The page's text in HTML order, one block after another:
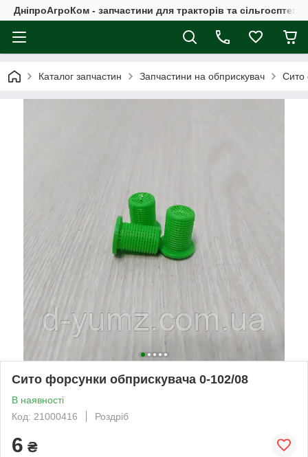
ДніпроАгроКом - запчастини для тракторів та
Каталог запчастин Запчастини на обприскувач Сито
Сито форсунки обприскувача 0-102/08
В наявності
Код: 21000416
Роздріб
6 ₴